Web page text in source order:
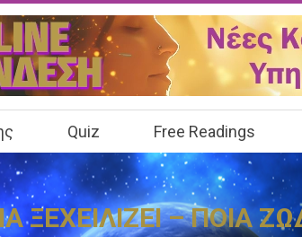
Quiz Free Readings
– ΠΟΙΑ